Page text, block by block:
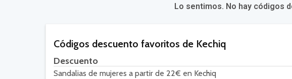
Lo sentimos. No hay códigos
Códigos descuento favoritos de Kechiq
Descuento
Sandalias de mujeres a partir de 22€ en Kechiq